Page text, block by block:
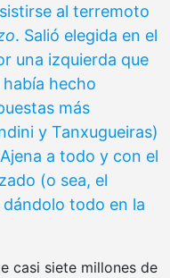
al terremoto
. Salió elegida en el
una izquierda que
hecho
más
y Tanxugueiras)
a todo y con el
(o sea, el
todo en la
casi siete millones de